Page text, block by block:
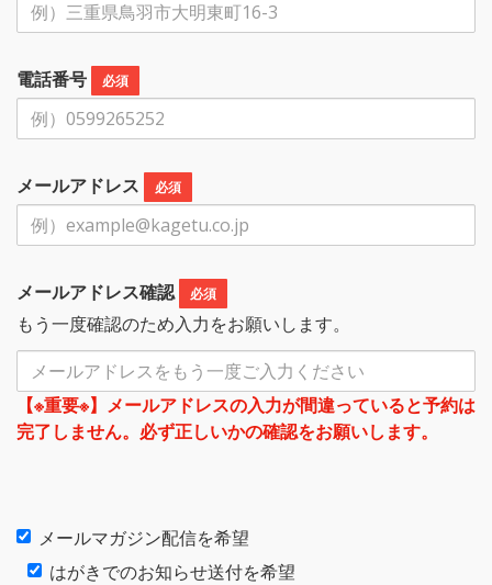
電話番号 必須
メールアドレス 必須
メールアドレス確認 必須
もう一度確認のため入力をお願いします。
【※重要※】メールアドレスの入力が間違っていると予約は
完了しません。必ず正しいかの確認をお願いします。
メールマガジン配信を希望
はがきでのお知らせ送付を希望